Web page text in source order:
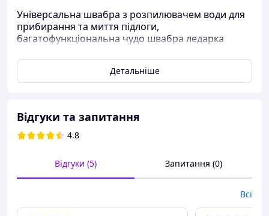
Універсальна швабра з розпилювачем води для
прибирання та миття підлоги,
багатофункціональна чудо швабра ледарка
Детальніше
Відгуки та запитання
4.8
Відгуки (5) Запитання (0)
Всі